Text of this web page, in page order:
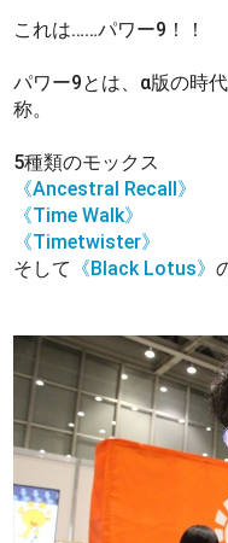
これは……パワー9！！
パワー9とは、α版の時
称。
5種類のモックス
《Ancestral Recall》
《Time Walk》
《Timetwister》
そして 《Black Lotus》